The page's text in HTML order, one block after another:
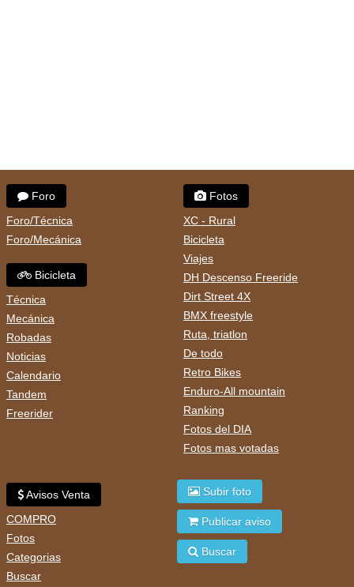
Foro
Foro/Técnica
Foro/Mecánica
Bicicleta
Técnica
Mecánica
Robadas
Noticias
Calendario
Tandem
Freerider
Fotos
XC - Rural
Bicicleta
Viajes
DH Descenso Freeride
Dirt Street 4X
BMX freestyle
Ruta, triatlon
De todo
Retro Bikes
Enduro-All mountain
Ranking
Fotos del DIA
Fotos mas votadas
Avisos Venta
COMPRO
Fotos
Categorias
Buscar
Subir foto
Publicar aviso
Buscar